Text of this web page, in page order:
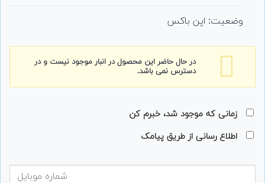
وضعیت: اپن باکس
در حال حاضر این محصول در انبار موجود نیست و در
دسترس نمی باشد.
زمانی که موجود شد، خبرم کن
اطلاع رسانی از طریق پیامک